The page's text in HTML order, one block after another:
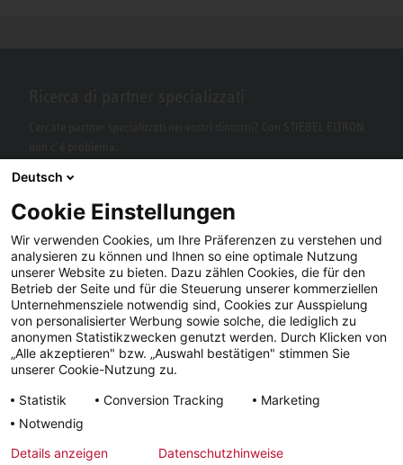
Facebook YouTube LinkedIn
Instagram
Deutsch
Cookie Einstellungen
Wir verwenden Cookies, um Ihre Präferenzen zu verstehen und
analysieren zu können und Ihnen so eine optimale Nutzung
unserer Website zu bieten. Dazu zählen Cookies, die für den
Betrieb der Seite und für die Steuerung unserer kommerziellen
Unternehmensziele notwendig sind, Cookies zur Ausspielung
von personalisierter Werbung sowie solche, die lediglich zu
anonymen Statistikzwecken genutzt werden. Durch Klicken von
„Alle akzeptieren" bzw. „Auswahl bestätigen" stimmen Sie
unserer Cookie-Nutzung zu.
Statistik
Conversion Tracking
Marketing
Notwendig
Details anzeigen
Datenschutzhinweise